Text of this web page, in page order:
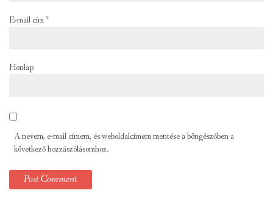
E-mail cím*
Honlap
A nevem, e-mail címem, és weboldalcímem mentése a böngészőben a
következő hozzászólásomhoz.